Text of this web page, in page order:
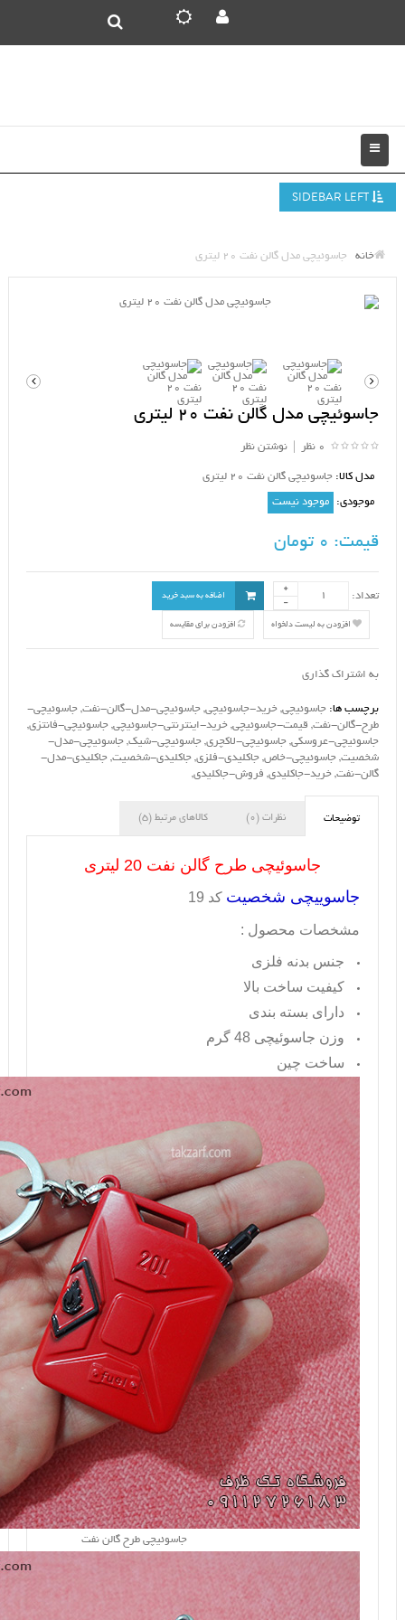
خانه جاسوئیچی مدل گالن نفت 20 لیتری
جاسوئیچی مدل گالن نفت 20 لیتری
0 نظر نوشتن نظر
مدل کالا: جاسوئیچی گالن نفت 20 لیتری
موجودی: موجود نیست
قیمت:
تعداد: اضافه به سبد خرید
افزودن به لیست دلخواه افزودن برای مقایسه
به اشتراک گذاری
برچسب ها: جاسوئیچی, خرید-جاسوئیچی, جاسوئیچی-مدل-گالن-نفت, جاسوئیچی-
طرح-گالن-نفت, قیمت-جاسوئیچی, خرید-اینترنتی-جاسوئیچی, جاسوئیچی-فانتزی,
جاسوئیچی-عروسکی, جاسوئیچی-لاکچری, جاسوئیچی-شیک, جاسوئیچی-مدل-
شخصیت, جاسوئیچی-خاص, جاکلیدی-فلزی, جاکلیدی-شخصیت, جاکلیدی-مدل-
گالن-نفت, خرید-جاکلیدی, فروش-جاکلیدی,
توضیحات نظرات (0) کالاهای مرتبط (5)
جاسوئیچی طرح گالن نفت 20 لیتری
جاسوییچی شخصیت کد 19
مشخصات محصول :
جنس بدنه فلزی
کیفیت ساخت بالا
دارای بسته بندی
وزن جاسوئیچی 48 گرم
ساخت چین
جاسوئیچی طرح گالن نفت